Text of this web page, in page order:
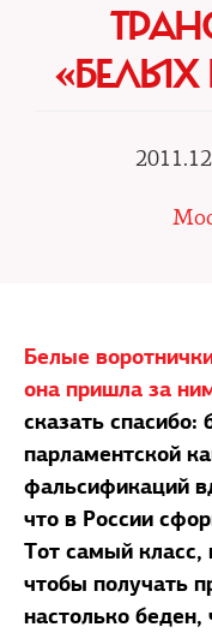
Белые
она пришла за
сказать спасибо:
парламентской
фальсификаций
что в России
Тот самый класс,
чтобы получать
настолько